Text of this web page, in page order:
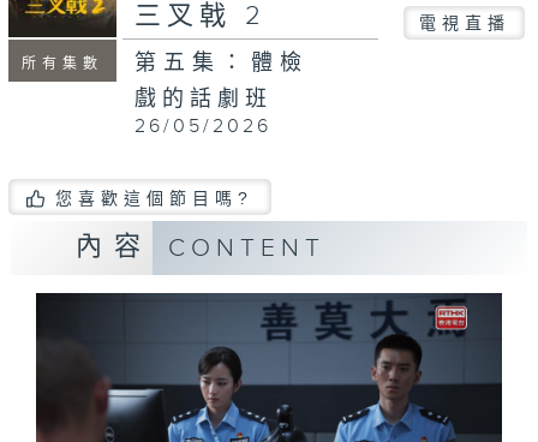
所有集數
三叉戟 2 電視直播
第五集：體檢
戲的話劇班
26/05/2026
您喜歡這個節目嗎?
內容 CONTENT